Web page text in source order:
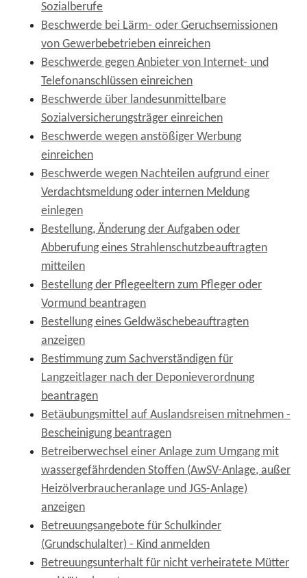
Sozialberufe
Beschwerde bei Lärm- oder Geruchsemissionen
von Gewerbebetrieben einreichen
Beschwerde gegen Anbieter von Internet- und
Telefonanschlüssen einreichen
Beschwerde über landesunmittelbare
Sozialversicherungsträger einreichen
Beschwerde wegen anstößiger Werbung
einreichen
Beschwerde wegen Nachteilen aufgrund einer
Verdachtsmeldung oder internen Meldung
einlegen
Bestellung, Änderung der Aufgaben oder
Abberufung eines Strahlenschutzbeauftragten
mitteilen
Bestellung der Pflegeeltern zum Pfleger oder
Vormund beantragen
Bestellung eines Geldwäschebeauftragten
anzeigen
Bestimmung zum Sachverständigen für
Langzeitlager nach der Deponieverordnung
beantragen
Betäubungsmittel auf Auslandsreisen mitnehmen -
Bescheinigung beantragen
Betreiberwechsel einer Anlage zum Umgang mit
wassergefährdenden Stoffen (AwSV-Anlage, außer
Heizölverbraucheranlage und JGS-Anlage)
anzeigen
Betreuungsangebote für Schulkinder
(Grundschulalter) - Kind anmelden
Betreuungsunterhalt für nicht verheiratete Mütter